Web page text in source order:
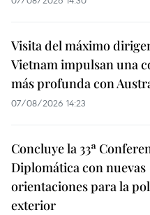
Visita del máximo
Vietnam impulsan una
más profunda con
07/08/2026 14:23
Concluye la 33ª
Diplomática con nuevas
orientaciones para la
exterior